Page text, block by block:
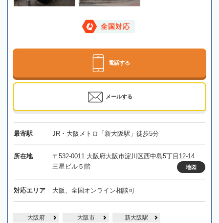
全国対応
電話する
メールする
最寄駅 JR・大阪メトロ「新大阪駅」徒歩5分
所在地
〒532-0011 大阪府大阪市淀川区西中島5丁目12-14
三星ビル５階
地図
対応エリア 大阪、全国オンライン相談可
大阪府 大阪市 新大阪駅